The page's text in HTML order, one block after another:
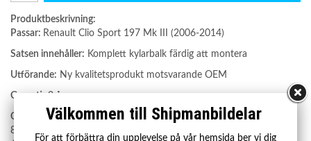
Produktbeskrivning:
Passar: Renault Clio Sport 197 Mk III (2006-2014)
Satsen innehåller: Komplett kylarbalk färdig att montera
Utförande: Ny kvalitetsprodukt motsvarande OEM
Garanti:2 år
OE nummer:
8200366232
Välkommen till Shipmanbildelar
För att förbättra din upplevelse på vår hemsida ber vi dig